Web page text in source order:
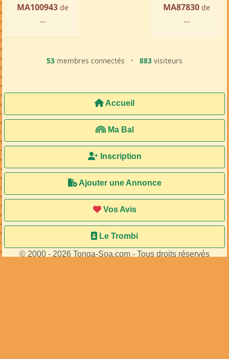
MA100943 de
...
MA87830 de
...
53 membres connectés • 883 visiteurs
Accueil
Ma Bal
Inscription
Ajouter une Annonce
Vos Avis
Le Trombi
© 2000 - 2026 Tonga-Soa.com - Tous droits réservés